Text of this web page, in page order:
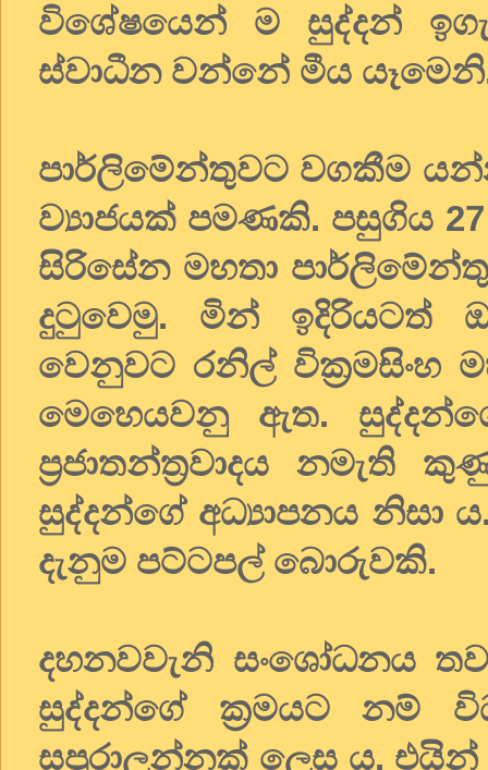
විශේෂයෙන් ම සුද්දන්
ස්වාධීන වන්නේ මීය
පාර්ලිමේන්තුවට වගකීම
ව්‍යාජයක් පමණකි. පසුගිය 27
සිරිසේන මහතා
දුටුවෙමු. මින් ඉදිරියටත්
වෙනුවට රනිල් වික්‍රමසිංහ
මෙහෙයවනු ඇත.
ප්‍රජාතන්ත්‍රවාදය
සුද්දන්ගේ අධ්‍යාපනය නිසා
දැනුම පට්ටපල් බොරුවකි.
දහනවවැනි සංශෝධනය
සුද්දන්ගේ ක්‍රමයට නම්
සපුරාලන්නක් ලෙස ය.